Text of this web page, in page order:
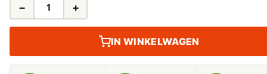
− +
IN WINKELWAGEN